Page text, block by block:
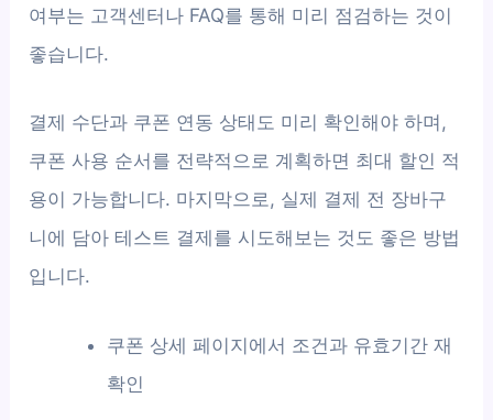
여부는 고객센터나 FAQ를 통해 미리 점검하는 것이
좋습니다.
결제 수단과 쿠폰 연동 상태도 미리 확인해야 하며,
쿠폰 사용 순서를 전략적으로 계획하면 최대 할인 적
용이 가능합니다. 마지막으로, 실제 결제 전 장바구
니에 담아 테스트 결제를 시도해보는 것도 좋은 방법
입니다.
쿠폰 상세 페이지에서 조건과 유효기간 재
확인